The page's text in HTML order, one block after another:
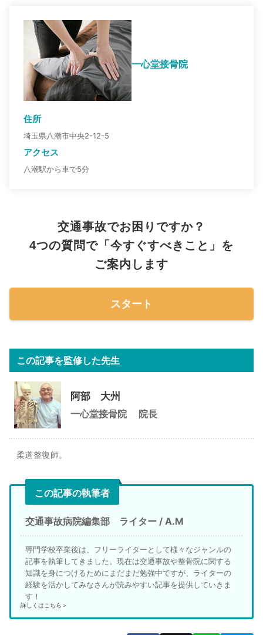
一心堂接骨院
住所
埼玉県八潮市中央2-12-5
アクセス
八潮駅から車で5分
交通事故でお困りですか？
4つの質問で「今すぐすべきこと」を
ご案内します
スタート
この記事を監修した先生
阿部 大州
一心堂接骨院
院長
柔道整復師。
この記事の執筆者
交通事故病院編集部 ライター / A.M
専門学校卒業後は、フリーライターとして様々なジャンルの
記事を執筆してきました。現在は交通事故や整骨院に関する
知識を身につけるためにまだまだ勉強中ですが、ライターの
経験を活かしてみなさんが読みやすい記事を提供していきま
す！
詳しくはこちら＞